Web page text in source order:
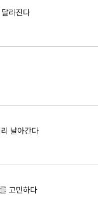
라진다
날아간다
고민하다